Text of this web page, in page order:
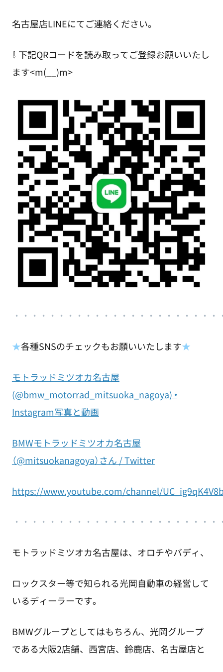
名古屋店LINEにてご連絡ください。
⇩ 下記QRコードを読み取ってご登録お願いいたし
ます<m(__)m>
・ ・・・・・・・・・・・・・・・・・・・・・
★各種SNSのチェックもお願いいたします★
モトラッドミツオカ名古屋
(@bmw_motorrad_mitsuoka_nagoya) •
Instagram写真と動画
BMWモトラッドミツオカ名古屋
（@mitsuokanagoya）さん / Twitter
https://www.youtube.com/channel/
・ ・・・・・・・・・・・・・・・・・・・・・
モトラッドミツオカ名古屋は、オロチやバディ、
ロックスター等で知られる光岡自動車の経営して
いるディーラーです。
BMWグループとしてはもちろん、光岡グループ
である大阪2店舗、西宮店、鈴鹿店、名古屋店と